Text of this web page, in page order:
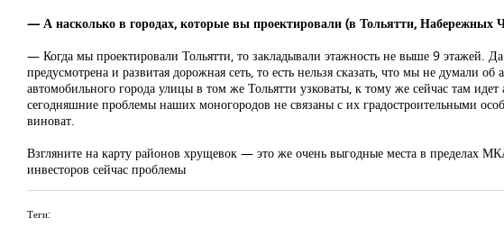
— А насколько в городах, которые вы проектировали (в Тольятти, Набережных
— Когда мы проектировали Тольятти, то закладывали этажность не выше 9 этажей.
предусмотрена и развитая дорожная сеть, то есть нельзя сказать, что мы не думали
автомобильного города улицы в том же Тольятти узковаты, к тому же сейчас там
сегодняшние проблемы наших моногородов не связаны с их градостроительными
виноват.
Взгляните на карту районов хрущевок — это же очень выгодные места в пределах
инвесторов сейчас проблемы
Теги: